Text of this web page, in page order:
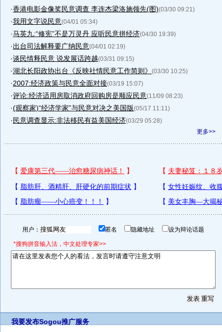
·香港电影金像奖民意调查 李连杰梁洛施领先(图)(03/30 09:21)
·我用文字说民意(04/01 05:34)
·马英九:“修宪”不是万灵丹 应听民意拼经济(04/30 19:39)
·出台司法解释要广纳民意(04/01 02:19)
·谈民情释民意 说发展话跨越(03/31 09:15)
·湖北长阳政协出台《反映社情民意工作简则》 (03/30 10:25)
·2007:经济政策与民意全面对接(03/19 15:07)
·评论:经济适用房取消政府回购房是顺应民意(11/09 08:23)
·(观察家)“经济学家”与民意对决之美国版(05/17 11:11)
· 民意调查显示:非法移民有益美国经济(03/29 05:28)
更多>>
用户： 匿名 隐藏地址 设为辩论话题
*搜狗拼音输入法，中文处理专家>>
我要发布Sogou推广服务